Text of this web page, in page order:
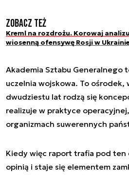
Zobacz też
Kreml na rozdrożu. Korowaj
wiosenną ofensywę Rosji w
Akademia Sztabu Generalnego
uczelnia wojskowa. To ośrodek,
dwudziestu lat rodzą się
realizuje w praktyce
organizmach suwerennych
Kiedy więc raport trafia pod ten
opinią i staje się elementem